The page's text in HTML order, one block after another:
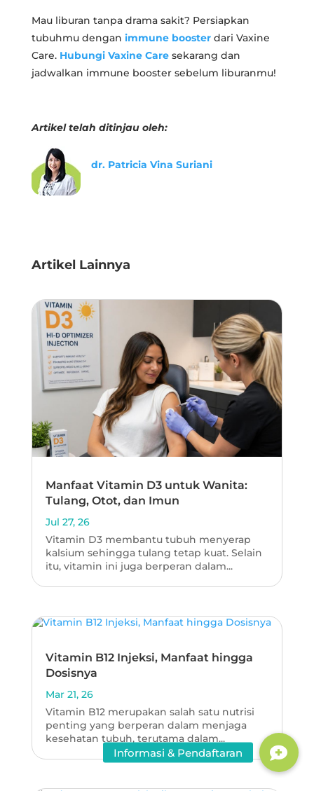
Mau liburan tanpa drama sakit? Persiapkan
tubuhmu dengan immune booster dari Vaxine
Care. Hubungi Vaxine Caresekarang dan
jadwalkan immune booster sebelum liburanmu!
Artikel telah ditinjau oleh:
dr. Patricia Vina Suriani
Artikel Lainnya
Manfaat Vitamin D3 untuk Wanita:
Tulang, Otot, dan Imun
Jul 27, 26
Vitamin D3 membantu tubuh menyerap
kalsium sehingga tulang tetap kuat. Selain
itu, vitamin ini juga berperan dalam...
Vitamin B12 Injeksi, Manfaat hingga
Dosisnya
Mar 21, 26
Vitamin B12 merupakan salah satu nutrisi
penting yang berperan dalam menjaga
kesehatan tubuh, terutama dalam...